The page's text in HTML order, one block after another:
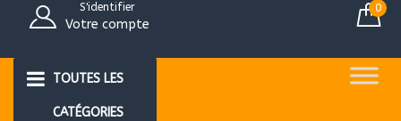
S'identifier
Votre compte
0
TOUTES LES
CATÉGORIES